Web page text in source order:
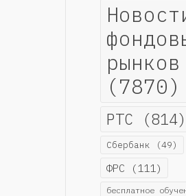
рынков
(7870)
РТС (814)
Сбербанк (49)
ФРС (111)
бесплатное